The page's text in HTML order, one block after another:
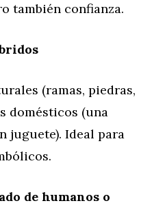
también confianza.
(ramas, piedras,
domésticos (una
juguete). Ideal para
de humanos o